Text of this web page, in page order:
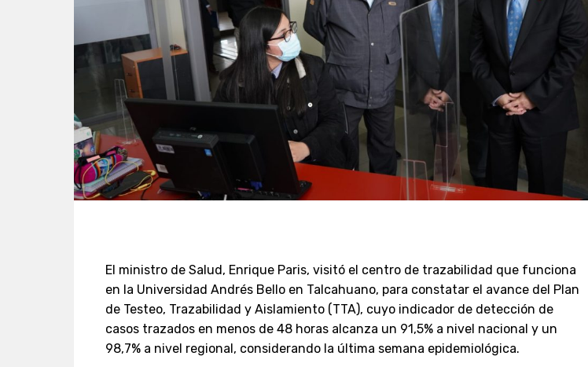
El ministro de Salud, Enrique Paris, visitó el centro de trazabilidad que funciona
en la Universidad Andrés Bello en Talcahuano, para constatar el avance del Plan
de Testeo, Trazabilidad y Aislamiento (TTA), cuyo indicador de detección de
casos trazados en menos de 48 horas alcanza un 91,5% a nivel nacional y un
98,7% a nivel regional, considerando la última semana epidemiológica.